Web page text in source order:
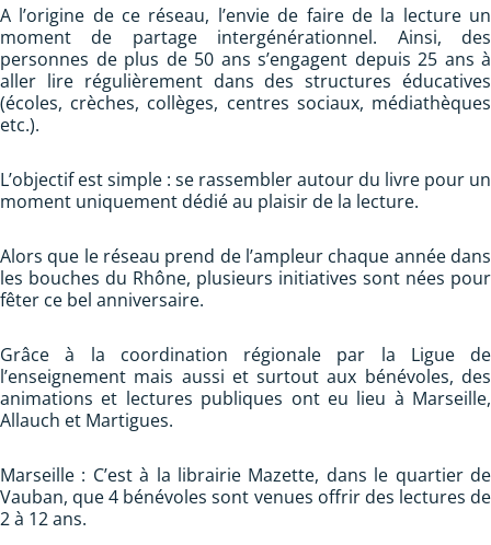
A l’origine de ce réseau, l’envie de faire de la lecture un
moment de partage intergénérationnel. Ainsi, des
personnes de plus de 50 ans s’engagent depuis 25 ans à
aller lire régulièrement dans des structures éducatives
(écoles, crèches, collèges, centres sociaux, médiathèques
etc.).
L’objectif est simple : se rassembler autour du livre pour un
moment uniquement dédié au plaisir de la lecture.
Alors que le réseau prend de l’ampleur chaque année dans
les bouches du Rhône, plusieurs initiatives sont nées pour
fêter ce bel anniversaire.
Grâce à la coordination régionale par la Ligue de
l’enseignement mais aussi et surtout aux bénévoles, des
animations et lectures publiques ont eu lieu à Marseille,
Allauch et Martigues.
Marseille : C’est à la librairie Mazette, dans le quartier de
Vauban, que 4 bénévoles sont venues offrir des lectures de
2 à 12 ans.